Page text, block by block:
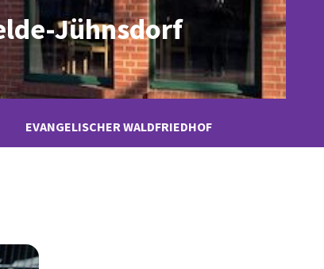
Jühnsdorf
EVANGELISCHER WALDFRIEDHOF